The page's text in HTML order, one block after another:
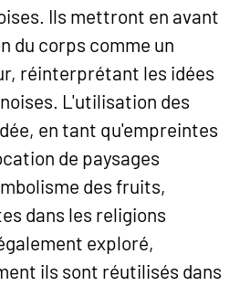
Ils mettront en avant
du corps comme un
réinterprétant les idées
L'utilisation des
en tant qu'empreintes
de paysages
des fruits,
dans les religions
exploré,
ils sont réutilisés dans